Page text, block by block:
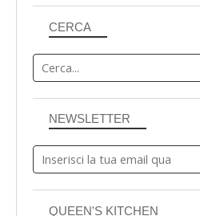
NEWSLETTER
CERCA
QUEEN'S KITCHEN